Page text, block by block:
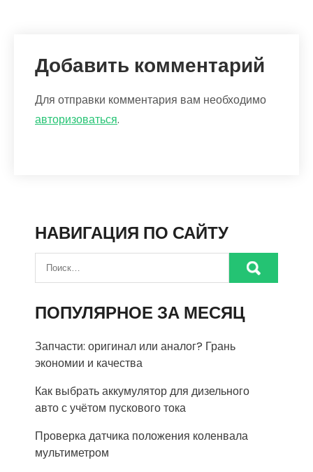
Добавить комментарий
Для отправки комментария вам необходимо
авторизоваться.
НАВИГАЦИЯ ПО САЙТУ
ПОПУЛЯРНОЕ ЗА МЕСЯЦ
Запчасти: оригинал или аналог? Грань
экономии и качества
Как выбрать аккумулятор для дизельного
авто с учётом пускового тока
Проверка датчика положения коленвала
мультиметром